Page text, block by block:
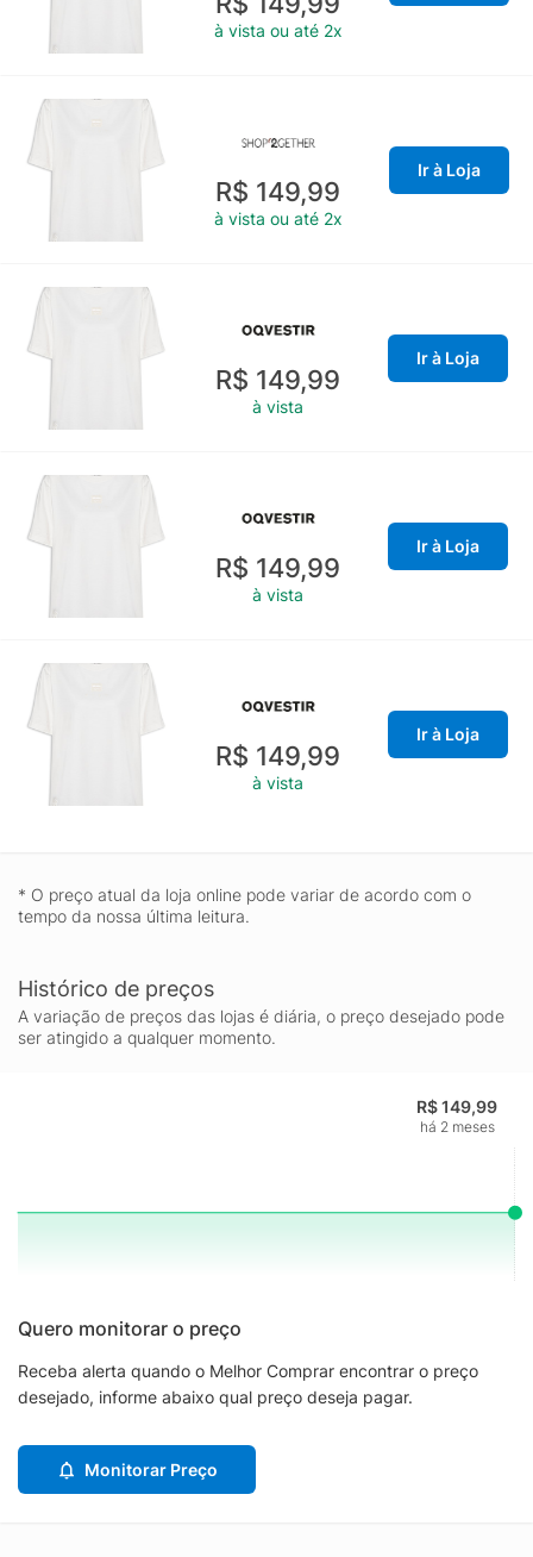
à vista ou até 2x
R$ 149,99
à vista ou até 2x
Ir à Loja
R$ 149,99
à vista
Ir à Loja
R$ 149,99
à vista
Ir à Loja
R$ 149,99
à vista
Ir à Loja
* O preço atual da loja online pode variar de acordo com o
tempo da nossa última leitura.
Histórico de preços
A variação de preços das lojas é diária, o preço desejado pode
ser atingido a qualquer momento.
R$ 149,99
há 2 meses
Quero monitorar o preço
Receba alerta quando o Melhor Comprar encontrar o preço
desejado, informe abaixo qual preço deseja pagar.
Monitorar Preço